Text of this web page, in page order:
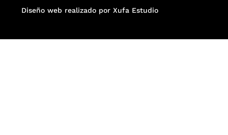
Diseño web realizado por Xufa Estudio